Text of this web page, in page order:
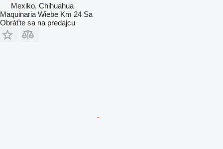
Mexiko, Chihuahua
Maquinaria Wiebe Km 24 Sa
Obráťte sa na predajcu